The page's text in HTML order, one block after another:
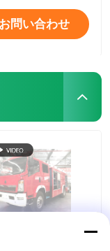
お問い合わせ